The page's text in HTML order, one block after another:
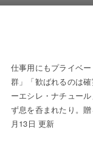
仕事用にもプライベ
群」「歓ばれるのは
ーエシレ・ナチュー
ず息を呑まれたり。
月13日 更新